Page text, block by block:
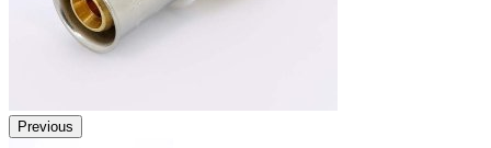
Previous